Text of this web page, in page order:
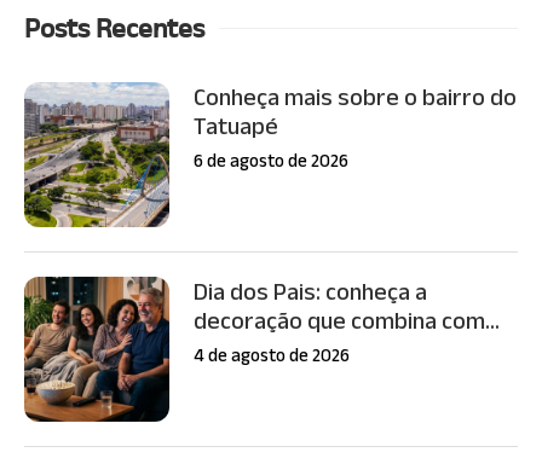
Posts Recentes
Conheça mais sobre o bairro do
Tatuapé
6 de agosto de 2026
Dia dos Pais: conheça a
decoração que combina com...
4 de agosto de 2026